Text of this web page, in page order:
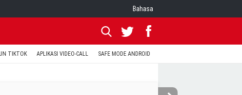
Bahasa
TIKTOK APLIKASI VIDEO-CALL SAFE MODE ANDROID